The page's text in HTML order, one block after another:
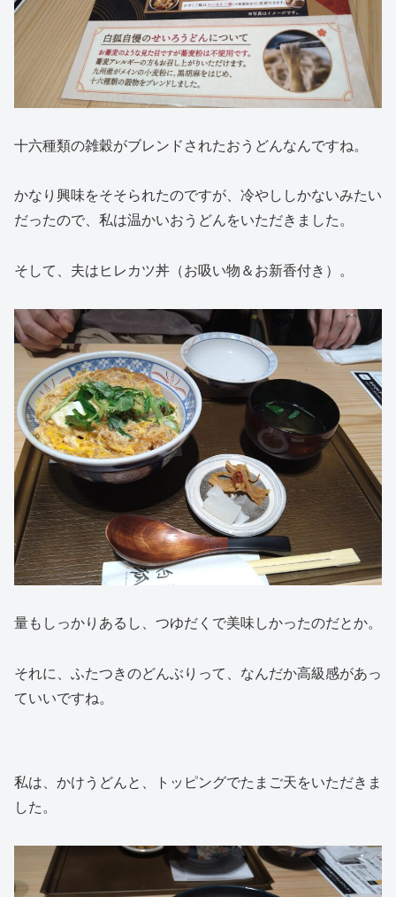
十六種類の雑穀がブレンドされたおうどんなんですね。
かなり興味をそそられたのですが、冷やししかないみたい
だったので、私は温かいおうどんをいただきました。
そして、夫はヒレカツ丼（お吸い物＆お新香付き）。
量もしっかりあるし、つゆだくで美味しかったのだとか。
それに、ふたつきのどんぶりって、なんだか高級感があっ
ていいですね。
私は、かけうどんと、トッピングでたまご天をいただきま
した。